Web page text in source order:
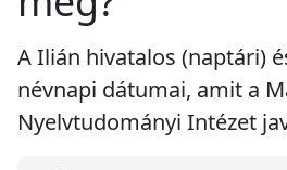
A Ilián hivatalos (naptári)
névnapi dátumai, amit a
Nyelvtudományi Intézet